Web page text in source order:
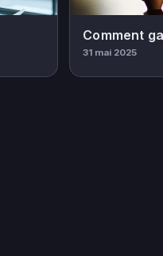
Comment
31 mai 2025